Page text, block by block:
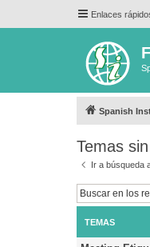
Enlaces
Spanish
Temas
Ir a búsqueda
TEMAS